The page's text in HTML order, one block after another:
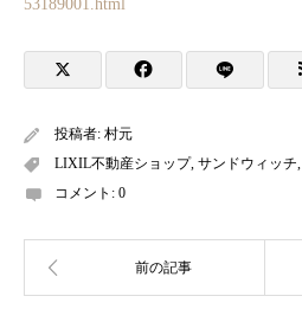
53189001.html
投稿者: 村元
LIXIL不動産ショップ, サンドウィッチ,
コメント: 0